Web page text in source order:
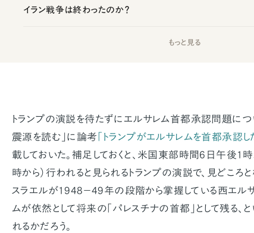
イラン戦争は終わったのか？
もっと見る
トランプの演説を待たずにエルサレム首都承認問題に
震源を読む」に論考 「トランプがエルサレムを首都承認し
載しておいた。補足しておくと、米国東部時間6日午後1
時から）行われると見られるトランプの演説で、見どころと
スラエルが1948−49年の段階から掌握している西エル
ムが依然として将来の「パレスチナの首都」として残る、
れるかだろう。